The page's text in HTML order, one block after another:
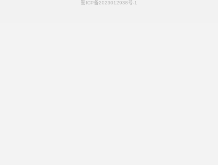
蜀ICP备2023012938号-1